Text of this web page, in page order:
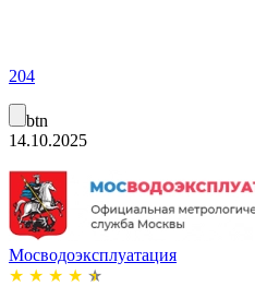
204
btn
14.10.2025
Мосводоэксплуатация
★ ★ ★ ★ ★